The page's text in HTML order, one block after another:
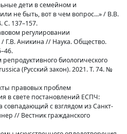
дети в семейном и
не быть, вот в чем вопрос...» / В.В.
С. 137–157.
регулировании
Г.В. Аникина // Наука. Общество.
биологического
(Русский закон). 2021. Т. 74. №
правовых проблем
в свете постановлений ЕСПЧ:
совпадающий с взглядом из Санкт-
// Вестник гражданского